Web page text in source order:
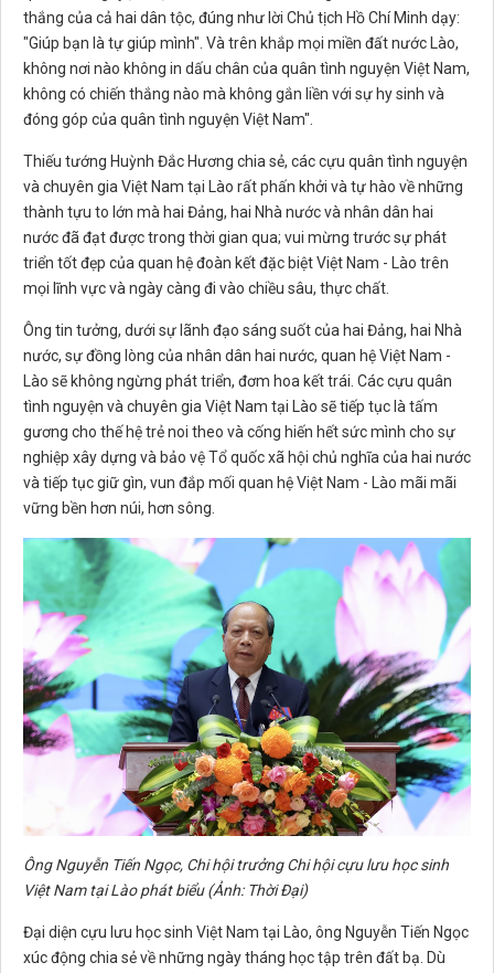
thắng của cả hai dân tộc, đúng như lời Chủ tịch Hồ Chí Minh dạy:
"Giúp bạn là tự giúp mình". Và trên khắp mọi miền đất nước Lào,
không nơi nào không in dấu chân của quân tình nguyện Việt Nam,
không có chiến thắng nào mà không gắn liền với sự hy sinh và
đóng góp của quân tình nguyện Việt Nam".
Thiếu tướng Huỳnh Đắc Hương chia sẻ, các cựu quân tình nguyện
và chuyên gia Việt Nam tại Lào rất phấn khởi và tự hào về những
thành tựu to lớn mà hai Đảng, hai Nhà nước và nhân dân hai
nước đã đạt được trong thời gian qua; vui mừng trước sự phát
triển tốt đẹp của quan hệ đoàn kết đặc biệt Việt Nam - Lào trên
mọi lĩnh vực và ngày càng đi vào chiều sâu, thực chất.
Ông tin tưởng, dưới sự lãnh đạo sáng suốt của hai Đảng, hai Nhà
nước, sự đồng lòng của nhân dân hai nước, quan hệ Việt Nam -
Lào sẽ không ngừng phát triển, đơm hoa kết trái. Các cựu quân
tình nguyện và chuyên gia Việt Nam tại Lào sẽ tiếp tục là tấm
gương cho thế hệ trẻ noi theo và cống hiến hết sức mình cho sự
nghiệp xây dựng và bảo vệ Tổ quốc xã hội chủ nghĩa của hai nước
và tiếp tục giữ gìn, vun đắp mối quan hệ Việt Nam - Lào mãi mãi
vững bền hơn núi, hơn sông.
Ông Nguyễn Tiến Ngọc, Chi hội trưởng Chi hội cựu lưu học sinh
Việt Nam tại Lào phát biểu (Ảnh: Thời Đại)
Đại diện cựu lưu học sinh Việt Nam tại Lào, ông Nguyễn Tiến Ngọc
xúc động chia sẻ về những ngày tháng học tập trên đất bạ. Dù